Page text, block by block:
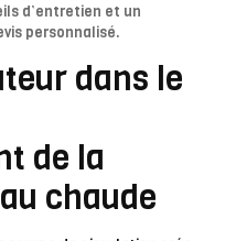
d’entretien et un
personnalisé.
dans le
de la
chaude